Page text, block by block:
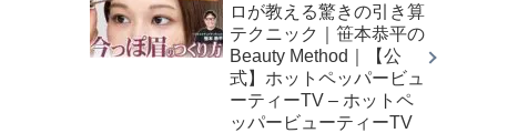
ロが教える驚きの引き算
テクニック｜笹本恭平の
Beauty Method｜【公
式】ホットペッパービュ
ーティーTV – ホットペ
ッパービューティーTV